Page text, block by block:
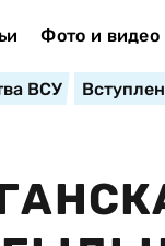
Фото и видео
ВСУ